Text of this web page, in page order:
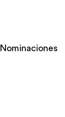
Nominaciones